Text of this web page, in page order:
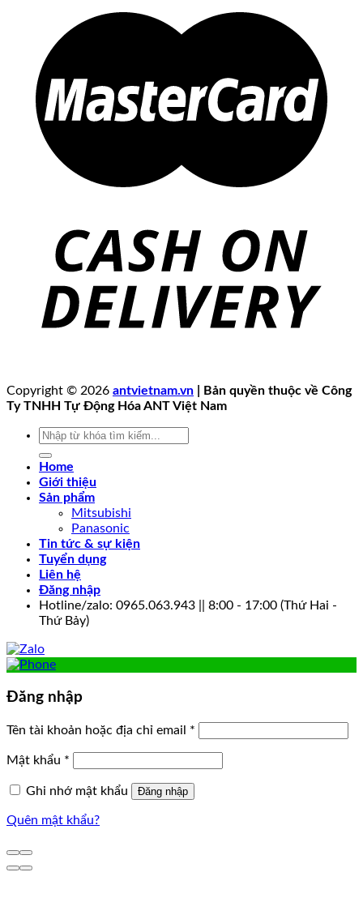
Copyright © 2026 antvietnam.vn | Bản quyền thuộc về Công
Ty TNHH Tự Động Hóa ANT Việt Nam
Tìm
Home
Giới thiệu
Sản phẩm
Mitsubishi
Panasonic
Tin tức & sự kiện
Tuyển dụng
Liên hệ
Đăng nhập
Hotline/zalo: 0965.063.943 || 8:00 - 17:00 (Thứ Hai -
Thứ Bảy)
Đăng nhập
Tên tài khoản hoặc địa chỉ email *
Mật khẩu *
Ghi nhớ mật khẩu
Đăng nhập
Quên mật khẩu?